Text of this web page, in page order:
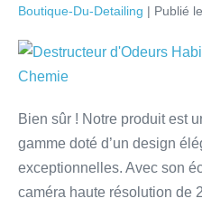
Boutique-Du-Detailing | Publié le
Bien sûr ! Notre produit est
gamme doté d’un design
exceptionnelles. Avec son
caméra haute résolution de